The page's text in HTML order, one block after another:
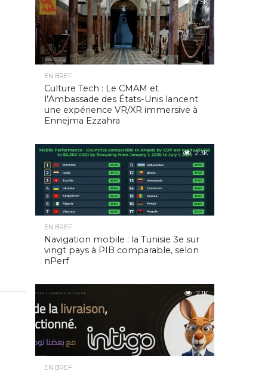
2.5K
EN BREF
Culture Tech : Le CMAM et
l’Ambassade des États-Unis lancent
une expérience VR/XR immersive à
Ennejma Ezzahra
2.3K
EN BREF
Navigation mobile : la Tunisie 3e sur
vingt pays à PIB comparable, selon
nPerf
2.1K
EN BREF